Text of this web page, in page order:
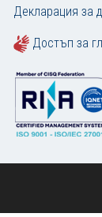
Декларация за
Достъп за